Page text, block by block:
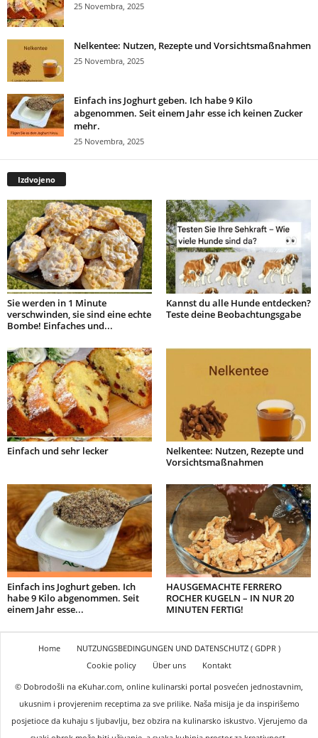
25 Novembra, 2025
Nelkentee: Nutzen, Rezepte und Vorsichtsmaßnahmen
25 Novembra, 2025
Einfach ins Joghurt geben. Ich habe 9 Kilo
abgenommen. Seit einem Jahr esse ich keinen Zucker
mehr.
25 Novembra, 2025
Izdvojeno
Sie werden in 1 Minute
verschwinden, sie sind eine echte
Bombe! Einfaches und...
Kannst du alle Hunde entdecken?
Teste deine Beobachtungsgabe
Einfach und sehr lecker
Nelkentee: Nutzen, Rezepte und
Vorsichtsmaßnahmen
Einfach ins Joghurt geben. Ich
habe 9 Kilo abgenommen. Seit
einem Jahr esse...
HAUSGEMACHTE FERRERO
ROCHER KUGELN – IN NUR 20
MINUTEN FERTIG!
Home
NUTZUNGSBEDINGUNGEN UND DATENSCHUTZ ( GDPR )
Cookie policy
Über uns
Kontakt
© Dobrodošli na eKuhar.com, online kulinarski portal posvećen jednostavnim,
ukusnim i provjerenim receptima za sve prilike. Naša misija je da inspirišemo
posjetioce da kuhaju s ljubavlju, bez obzira na kulinarsko iskustvo. Vjerujemo da